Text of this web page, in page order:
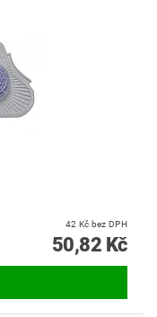
42 Kč bez DPH
50,82 Kč